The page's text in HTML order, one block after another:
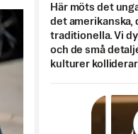
Här möts det
det amerikanska,
traditionella. Vi
och de små
kulturer